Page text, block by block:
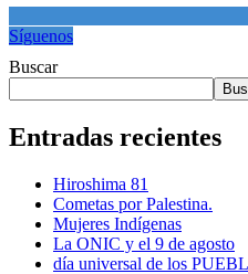
Síguenos
Buscar
Entradas recientes
Hiroshima 81
Cometas por Palestina.
Mujeres Indígenas
La ONIC y el 9 de agosto
día universal de los